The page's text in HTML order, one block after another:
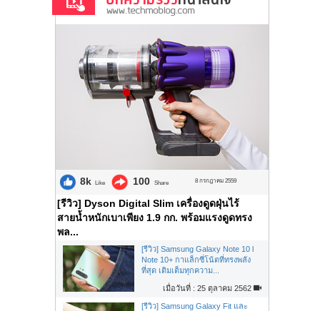
8k Like 100 Share 8 กรกฎาคม 2559
[รีวิว] Dyson Digital Slim เครื่องดูดฝุ่นไร้
สายน้ำหนักเบาเพียง 1.9 กก. พร้อมแรงดูดทรง
พล...
[รีวิว] Samsung Galaxy Note 10 l
Note 10+ กาแล็กซี่โน้ตที่ทรงพลัง
ที่สุด เติมเต็มทุกความ...
เมื่อวันที่ : 25 ตุลาคม 2562
[รีวิว] Samsung Galaxy Fit และ